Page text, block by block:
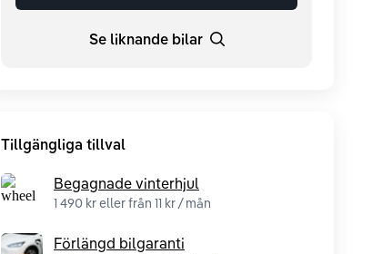
Se liknande bilar
Tillgängliga tillval
Begagnade vinterhjul
1 490 kr eller från 11 kr / mån
Förlängd bilgaranti